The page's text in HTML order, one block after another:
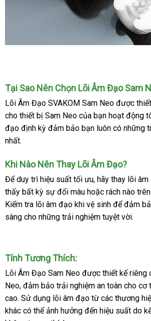
giả
phụ
kiện
cho
máy
dâm
SVAKOM
Sam
Neo
Ruột
Sam
Tại Sao Nên Chọn Lõi Âm Đạo Sam
Lõi Âm Đạo SVAKOM Sam Neo mới
nhất
được
cho thiết bị Sam Neo so
sánh
của bạn hoạt động
đạo định kỳ đảm bảo bạn luôn có cửa
những
nhất.
báo
giá
Khi Nào Nên Thay Lõi Âm Đạo?
Để duy trì hiệu suất tối ưuđẹp
, hãy thay lõi
thấy bất kỳ sự đổi màu khuyến
mãi
hoặc rách nào
Kiểm tra lõi âm đạo khi vệ sinh xuất
xứ
để đảm
sàng cho tự
những trải nghiệm tuyệt vời.
Tính Tương Thích:
Lõi Âm Đạo Sam Neo online
được thiết kếso
sánh
riêng
Neobáo
giá
, đảm bảo trải nghiệm an toàn cho cơ
caođã
qua
. Sử dụng lõi âm đạo từ Thái
Lan
các thương
khác online
có thể ảnh hưởng đến hiệu suất do